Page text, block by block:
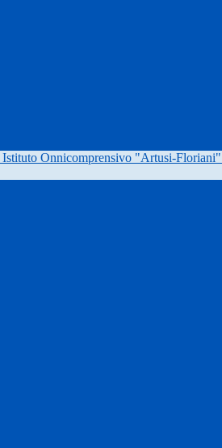
Istituto Onnicomprensivo "Artusi-Floriani"